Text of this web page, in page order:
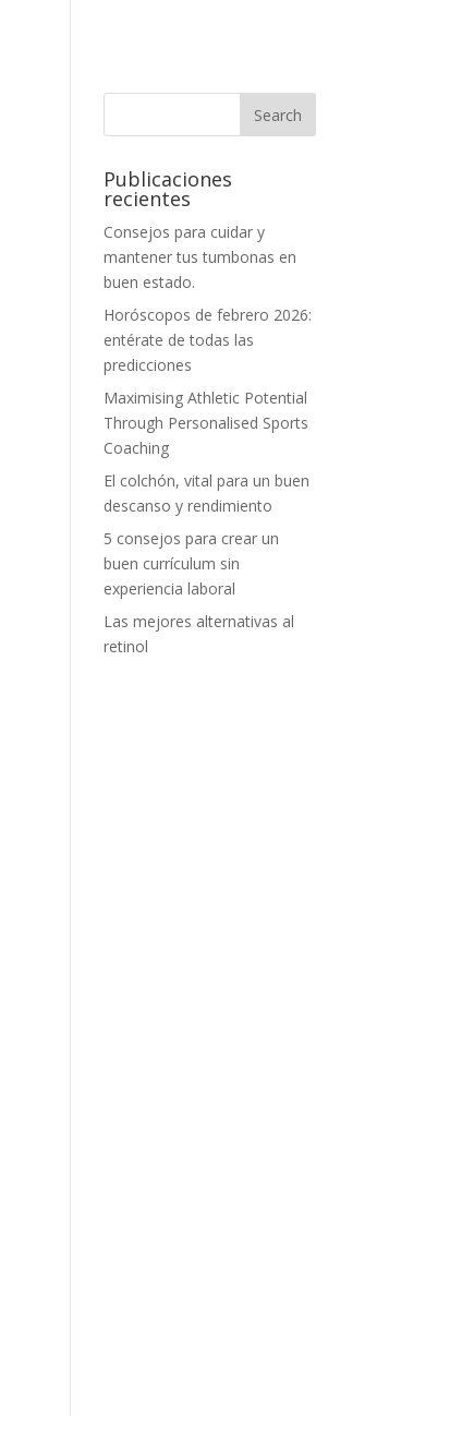
Publicaciones
recientes
Consejos para cuidar y
mantener tus tumbonas en
buen estado.
Horóscopos de febrero 2026:
entérate de todas las
predicciones
Maximising Athletic Potential
Through Personalised Sports
Coaching
El colchón, vital para un buen
descanso y rendimiento
5 consejos para crear un
buen currículum sin
experiencia laboral
Las mejores alternativas al
retinol